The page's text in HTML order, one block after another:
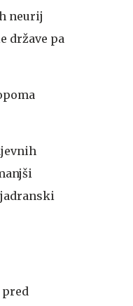
neurij
države pa
pred